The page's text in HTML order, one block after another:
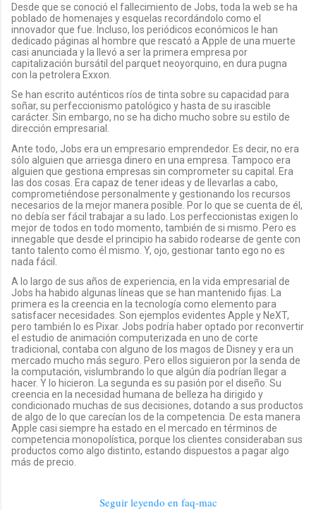
Desde que se conoció el fallecimiento de Jobs, toda la web se ha
poblado de homenajes y esquelas recordándolo como el
innovador que fue. Incluso, los periódicos económicos le han
dedicado páginas al hombre que rescató a Apple de una muerte
casi anunciada y la llevó a ser la primera empresa por
capitalización bursátil del parquet neoyorquino, en dura pugna
con la petrolera Exxon.
Se han escrito auténticos ríos de tinta sobre su capacidad para
soñar, su perfeccionismo patológico y hasta de su irascible
carácter. Sin embargo, no se ha dicho mucho sobre su estilo de
dirección empresarial.
Ante todo, Jobs era un empresario emprendedor. Es decir, no era
sólo alguien que arriesga dinero en una empresa. Tampoco era
alguien que gestiona empresas sin comprometer su capital. Era
las dos cosas. Era capaz de tener ideas y de llevarlas a cabo,
comprometiéndose personalmente y gestionando los recursos
necesarios de la mejor manera posible. Por lo que se cuenta de él,
no debía ser fácil trabajar a su lado. Los perfeccionistas exigen lo
mejor de todos en todo momento, también de si mismo. Pero es
innegable que desde el principio ha sabido rodearse de gente con
tanto talento como él mismo. Y, ojo, gestionar tanto ego no es
nada fácil.
A lo largo de sus años de experiencia, en la vida empresarial de
Jobs ha habido algunas líneas que se han mantenido fijas. La
primera es la creencia en la tecnología como elemento para
satisfacer necesidades. Son ejemplos evidentes Apple y NeXT,
pero también lo es Pixar. Jobs podría haber optado por reconvertir
el estudio de animación computerizada en uno de corte
tradicional, contaba con alguno de los magos de Disney y era un
mercado mucho más seguro. Pero ellos siguieron por la senda de
la computación, vislumbrando lo que algún día podrían llegar a
hacer. Y lo hicieron. La segunda es su pasión por el diseño. Su
creencia en la necesidad humana de belleza ha dirigido y
condicionado muchas de sus decisiones, dotando a sus productos
de algo de lo que carecían los de la competencia. De esta manera
Apple casi siempre ha estado en el mercado en términos de
competencia monopolística, porque los clientes consideraban sus
productos como algo distinto, estando dispuestos a pagar algo
más de precio.
Seguir leyendo en faq-mac